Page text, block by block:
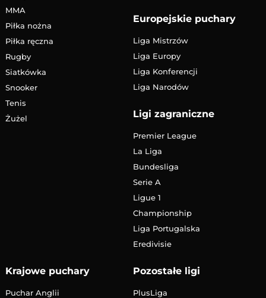
MMA
Piłka nożna
Piłka ręczna
Rugby
Siatkówka
Snooker
Tenis
Żużel
Europejskie puchary
Liga Mistrzów
Liga Europy
Liga Konferencji
Liga Narodów
Ligi zagraniczne
Premier League
La Liga
Bundesliga
Serie A
Ligue 1
Championship
Liga Portugalska
Eredivisie
Krajowe puchary
Puchar Anglii
Pozostałe ligi
PlusLiga